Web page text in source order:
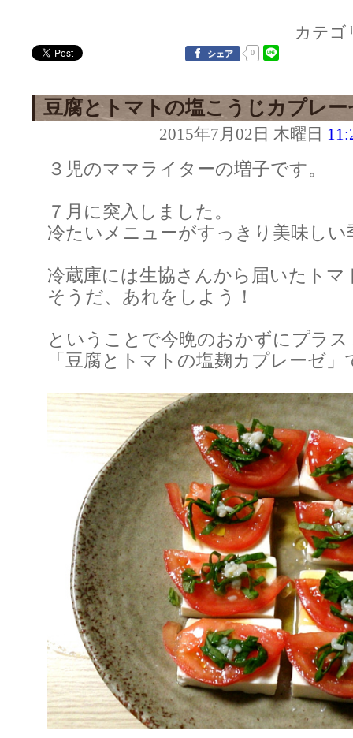
カテゴ
シェア 0
豆腐とトマトの塩こうじカプレー
2015年7月02日 木曜日
３児のママライターの増子です。
７月に突入しました。
冷たいメニューがすっきり美味しい
冷蔵庫には生協さんから届いたトマ
そうだ、あれをしよう！
ということで今晩のおかずにプラス
「豆腐とトマトの塩麹カプレーゼ」